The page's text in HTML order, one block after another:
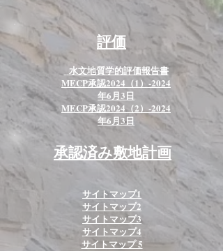
評価
水文地質学的評価報告書
MECP承認2024（1）-2024
年6月3日
MECP承認2024（2）-2024
年6月3日
承認済み敷地計画
サイトマップ1
サイトマップ2
サイトマップ3
サイトマップ4
サイトマップ 5